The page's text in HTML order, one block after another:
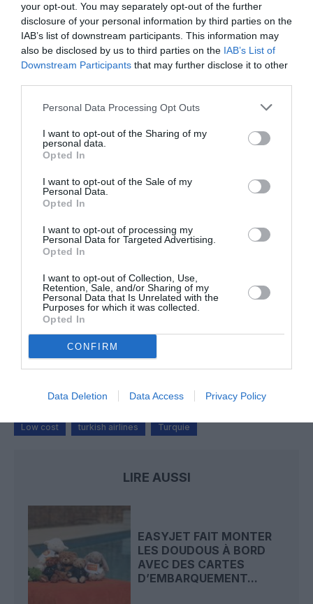
your opt-out. You may separately opt-out of the further
disclosure of your personal information by third parties on the
IAB’s list of downstream participants. This information may
also be disclosed by us to third parties on the IAB’s List of
Downstream Participants that may further disclose it to other
Personal Data Processing Opt Outs
I want to opt-out of the Sharing of my
personal data.
Opted In
I want to opt-out of the Sale of my
Personal Data.
Opted In
I want to opt-out of processing my
Personal Data for Targeted Advertising.
Opted In
I want to opt-out of Collection, Use,
Retention, Sale, and/or Sharing of my
Personal Data that Is Unrelated with the
Purposes for which it was collected.
Opted In
CONFIRM
Data Deletion Data Access Privacy Policy
développement !
NOUS SOUTENIR
DERNIERS COMMENTAIRES
Mathématiquesa commenté l'article :
19 h 23 sans escale : le Boeing 777F de National
Badissi novembri
Nice–Corse : ces vols électriques qui se profilent à
l’horizon 2030
AnadoluJet Boeing 737
Low cost turkish airlines Turquie
LIRE AUSSI
EASYJET FAIT MONTER
LES DOUDOUS À BORD
AVEC DES CARTES
D’EMBARQUEMENT...